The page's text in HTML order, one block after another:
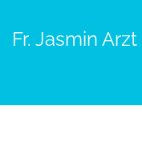
Fr. Jasmin Arzt